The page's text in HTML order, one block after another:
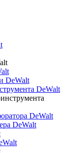
DeWalt
DeWalt
DeWalt
DeWalt